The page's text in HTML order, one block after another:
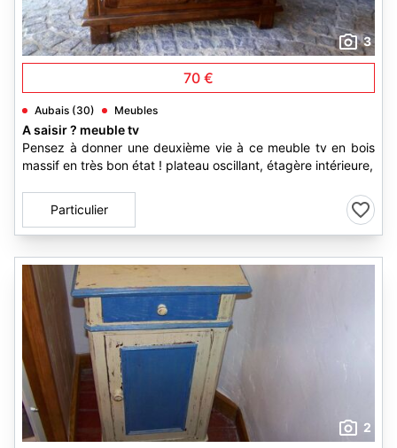
3
70 €
Aubais (30) Meubles
A saisir ? meuble tv
Pensez à donner une deuxième vie à ce meuble tv en bois
massif en très bon état ! plateau oscillant, étagère intérieure,
Particulier
2